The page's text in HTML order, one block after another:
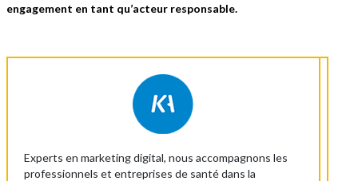
engagement en tant qu’acteur responsable.
Experts en marketing digital, nous accompagnons les
professionnels et entreprises de santé dans la